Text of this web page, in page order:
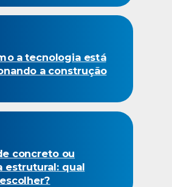
a tecnologia está
a construção
concreto ou
estrutural: qual